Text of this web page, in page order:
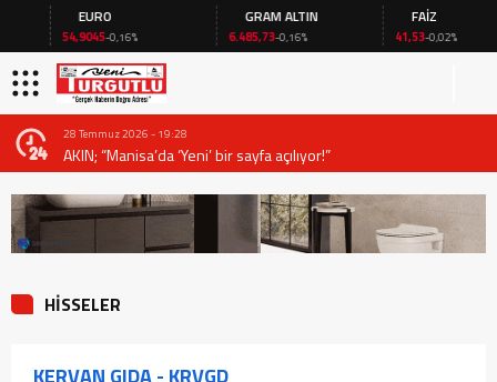
EURO
54,9045-0,16%
GRAM ALTIN
6.485,73-0,16%
FAİZ
41,53-0,02%
28 Temmuz 2026 - 19:28
AKIN; “Manisa’da ‘Yeni’ bir sayfa açılıyor!”
HİSSELER
KERVAN GIDA - KRVGD